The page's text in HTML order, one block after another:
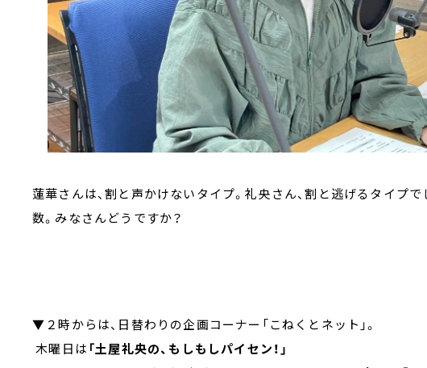
蓮華さんは、割と声かけないタイプ。礼央さん、割と逃げるタイプで
数。みなさんどうですか？
▼２時からは、日替わりの企画コーナー「こねくとネット」。
木曜日は 「土屋礼央の、もしもしパイセン！」